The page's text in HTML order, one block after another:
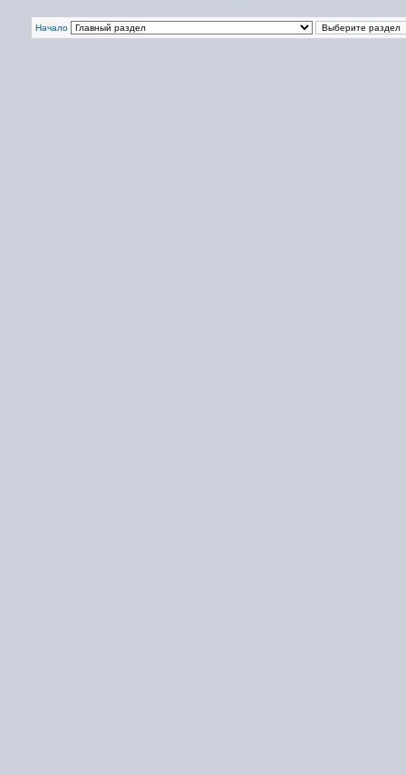
Начало